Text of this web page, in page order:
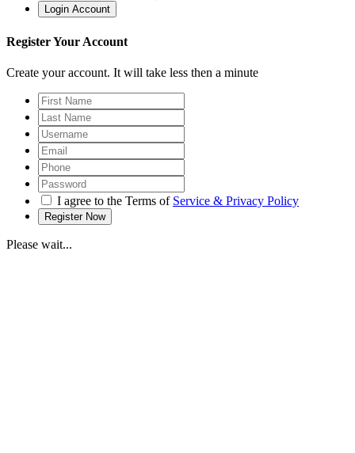
Register Your Account
Create your account. It will take less then a minute
I agree to the Terms of Service & Privacy Policy
Please wait...